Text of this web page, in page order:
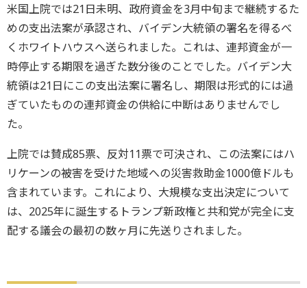
米国上院では21日未明、政府資金を3月中旬まで継続するた
めの支出法案が承認され、バイデン大統領の署名を得るべ
くホワイトハウスへ送られました。これは、連邦資金が一
時停止する期限を過ぎた数分後のことでした。バイデン大
統領は21日にこの支出法案に署名し、期限は形式的には過
ぎていたものの連邦資金の供給に中断はありませんでし
た。
上院では賛成85票、反対11票で可決され、この法案にはハ
リケーンの被害を受けた地域への災害救助金1000億ドルも
含まれています。これにより、大規模な支出決定について
は、2025年に誕生するトランプ新政権と共和党が完全に支
配する議会の最初の数ヶ月に先送りされました。